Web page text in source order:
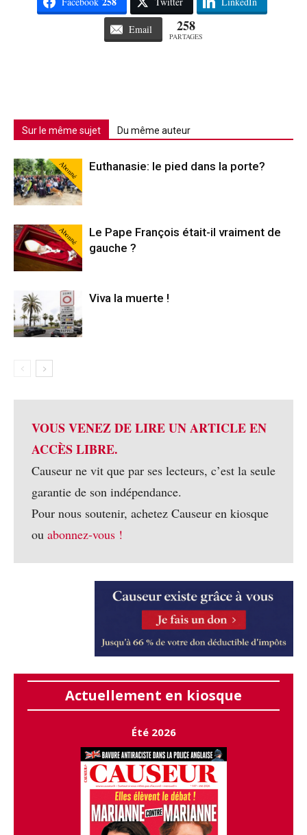
Email 258
PARTAGES
Sur le même sujet Du même auteur
Abonné Euthanasie: le pied dans la porte?
Abonné
Le Pape François était-il vraiment de
gauche ?
Viva la muerte !
VOUS VENEZ DE LIRE UN ARTICLE EN
ACCÈS LIBRE.
Causeur ne vit que par ses lecteurs, c’est la seule
garantie de son indépendance.
Pour nous soutenir, achetez Causeur en kiosque
ou abonnez-vous !
Actuellement en kiosque
Été 2026